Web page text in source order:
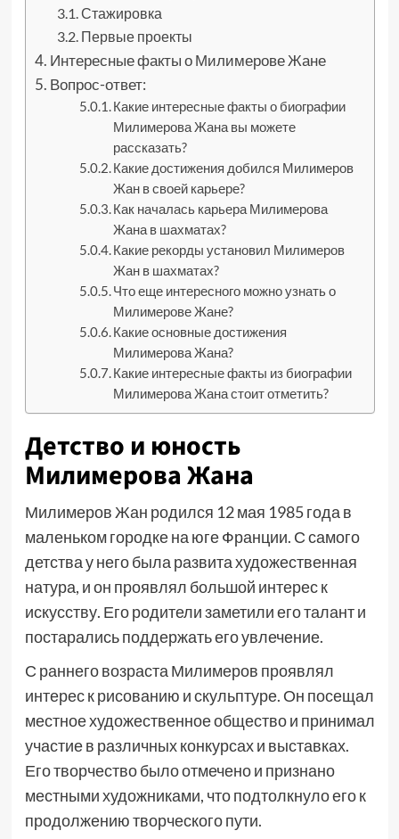
Стажировка
Первые проекты
Интересные факты о Милимерове Жане
Вопрос-ответ:
Какие интересные факты о биографии
Милимерова Жана вы можете
рассказать?
Какие достижения добился Милимеров
Жан в своей карьере?
Как началась карьера Милимерова
Жана в шахматах?
Какие рекорды установил Милимеров
Жан в шахматах?
Что еще интересного можно узнать о
Милимерове Жане?
Какие основные достижения
Милимерова Жана?
Какие интересные факты из биографии
Милимерова Жана стоит отметить?
Детство и юность
Милимерова Жана
Милимеров Жан родился 12 мая 1985 года в
маленьком городке на юге Франции. С самого
детства у него была развита художественная
натура, и он проявлял большой интерес к
искусству. Его родители заметили его талант и
постарались поддержать его увлечение.
С раннего возраста Милимеров проявлял
интерес к рисованию и скульптуре. Он посещал
местное художественное общество и принимал
участие в различных конкурсах и выставках.
Его творчество было отмечено и признано
местными художниками, что подтолкнуло его к
продолжению творческого пути.